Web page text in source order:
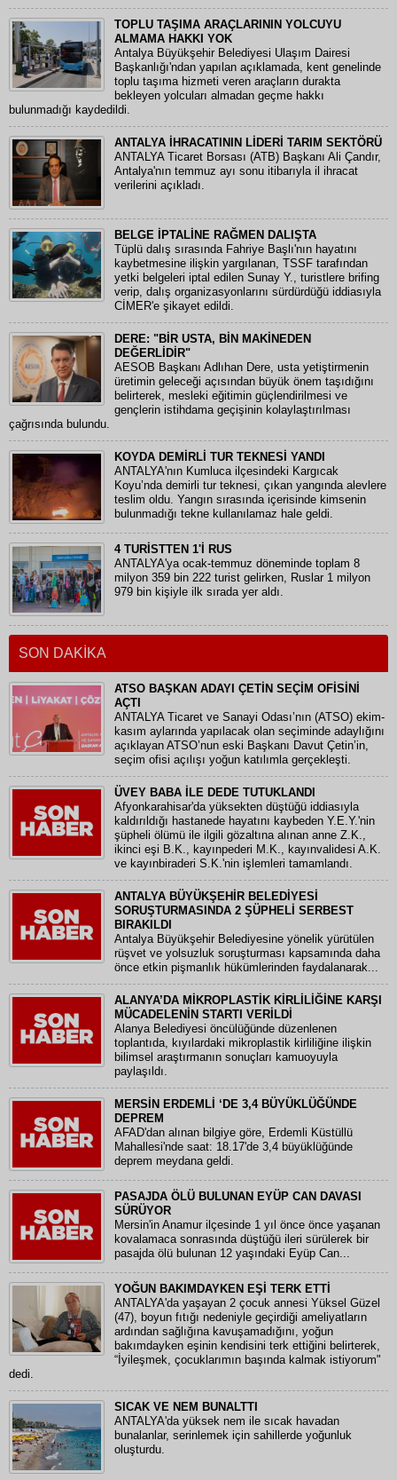
TOPLU TAŞIMA ARAÇLARININ YOLCUYU
ALMAMA HAKKI YOK
Antalya Büyükşehir Belediyesi Ulaşım Dairesi
Başkanlığı'ndan yapılan açıklamada, kent genelinde
toplu taşıma hizmeti veren araçların durakta
bekleyen yolcuları almadan geçme hakkı
bulunmadığı kaydedildi.
ANTALYA İHRACATININ LİDERİ TARIM SEKTÖRÜ
ANTALYA Ticaret Borsası (ATB) Başkanı Ali Çandır,
Antalya'nın temmuz ayı sonu itibarıyla il ihracat
verilerini açıkladı.
BELGE İPTALİNE RAĞMEN DALIŞTA
Tüplü dalış sırasında Fahriye Başlı'nın hayatını
kaybetmesine ilişkin yargılanan, TSSF tarafından
yetki belgeleri iptal edilen Sunay Y., turistlere brifing
verip, dalış organizasyonlarını sürdürdüğü iddiasıyla
CİMER'e şikayet edildi.
DERE: "BİR USTA, BİN MAKİNEDEN
DEĞERLİDİR"
AESOB Başkanı Adlıhan Dere, usta yetiştirmenin
üretimin geleceği açısından büyük önem taşıdığını
belirterek, mesleki eğitimin güçlendirilmesi ve
gençlerin istihdama geçişinin kolaylaştırılması
çağrısında bulundu.
KOYDA DEMİRLİ TUR TEKNESİ YANDI
ANTALYA'nın Kumluca ilçesindeki Kargıcak
Koyu’nda demirli tur teknesi, çıkan yangında alevlere
teslim oldu. Yangın sırasında içerisinde kimsenin
bulunmadığı tekne kullanılamaz hale geldi.
4 TURİSTTEN 1'İ RUS
ANTALYA'ya ocak-temmuz döneminde toplam 8
milyon 359 bin 222 turist gelirken, Ruslar 1 milyon
979 bin kişiyle ilk sırada yer aldı.
SON DAKİKA
ATSO BAŞKAN ADAYI ÇETİN SEÇİM OFİSİNİ
AÇTI
ANTALYA Ticaret ve Sanayi Odası’nın (ATSO) ekim-
kasım aylarında yapılacak olan seçiminde adaylığını
açıklayan ATSO’nun eski Başkanı Davut Çetin’in,
seçim ofisi açılışı yoğun katılımla gerçekleşti.
ÜVEY BABA İLE DEDE TUTUKLANDI
Afyonkarahisar'da yüksekten düştüğü iddiasıyla
kaldırıldığı hastanede hayatını kaybeden Y.E.Y.'nin
şüpheli ölümü ile ilgili gözaltına alınan anne Z.K.,
ikinci eşi B.K., kayınpederi M.K., kayınvalidesi A.K.
ve kayınbiraderi S.K.'nin işlemleri tamamlandı.
ANTALYA BÜYÜKŞEHİR BELEDİYESİ
SORUŞTURMASINDA 2 ŞÜPHELİ SERBEST
BIRAKILDI
Antalya Büyükşehir Belediyesine yönelik yürütülen
rüşvet ve yolsuzluk soruşturması kapsamında daha
önce etkin pişmanlık hükümlerinden faydalanarak...
ALANYA’DA MİKROPLASTİK KİRLİLİĞİNE KARŞI
MÜCADELENİN STARTI VERİLDİ
Alanya Belediyesi öncülüğünde düzenlenen
toplantıda, kıyılardaki mikroplastik kirliliğine ilişkin
bilimsel araştırmanın sonuçları kamuoyuyla
paylaşıldı.
MERSİN ERDEMLİ ‘DE 3,4 BÜYÜKLÜĞÜNDE
DEPREM
AFAD'dan alınan bilgiye göre, Erdemli Küstüllü
Mahallesi'nde saat: 18.17'de 3,4 büyüklüğünde
deprem meydana geldi.
PASAJDA ÖLÜ BULUNAN EYÜP CAN DAVASI
SÜRÜYOR
Mersin'in Anamur ilçesinde 1 yıl önce önce yaşanan
kovalamaca sonrasında düştüğü ileri sürülerek bir
pasajda ölü bulunan 12 yaşındaki Eyüp Can...
YOĞUN BAKIMDAYKEN EŞİ TERK ETTİ
ANTALYA'da yaşayan 2 çocuk annesi Yüksel Güzel
(47), boyun fıtığı nedeniyle geçirdiği ameliyatların
ardından sağlığına kavuşamadığını, yoğun
bakımdayken eşinin kendisini terk ettiğini belirterek,
“İyileşmek, çocuklarımın başında kalmak istiyorum"
dedi.
SICAK VE NEM BUNALTTI
ANTALYA'da yüksek nem ile sıcak havadan
bunalanlar, serinlemek için sahillerde yoğunluk
oluşturdu.